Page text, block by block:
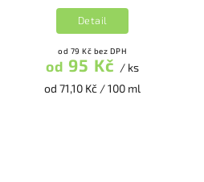
od 79 Kč bez DPH
od 95 Kč / ks
od 71,10 Kč / 100 ml
Detail